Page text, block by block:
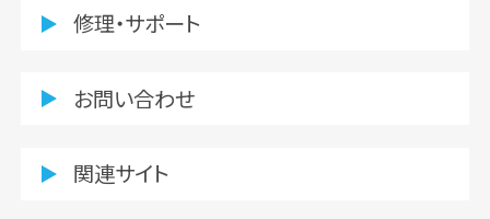
修理・サポート
お問い合わせ
関連サイト